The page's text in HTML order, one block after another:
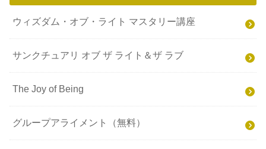
ウィズダム・オブ・ライト マスタリー講座
サンクチュアリ オブ ザ ライト＆ザ ラブ
The Joy of Being
グループアライメント（無料）